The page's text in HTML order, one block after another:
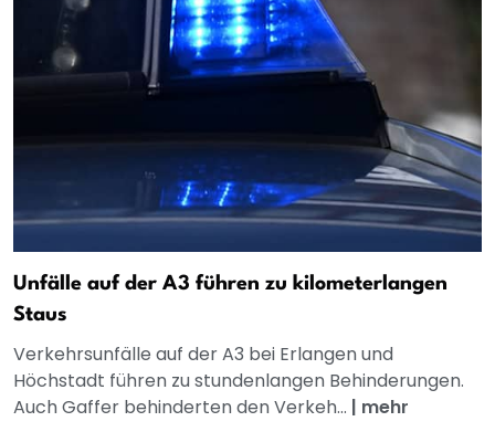
Unfälle auf der A3 führen zu kilometerlangen
Staus
Verkehrsunfälle auf der A3 bei Erlangen und
Höchstadt führen zu stundenlangen Behinderungen.
Auch Gaffer behinderten den Verkeh... | mehr